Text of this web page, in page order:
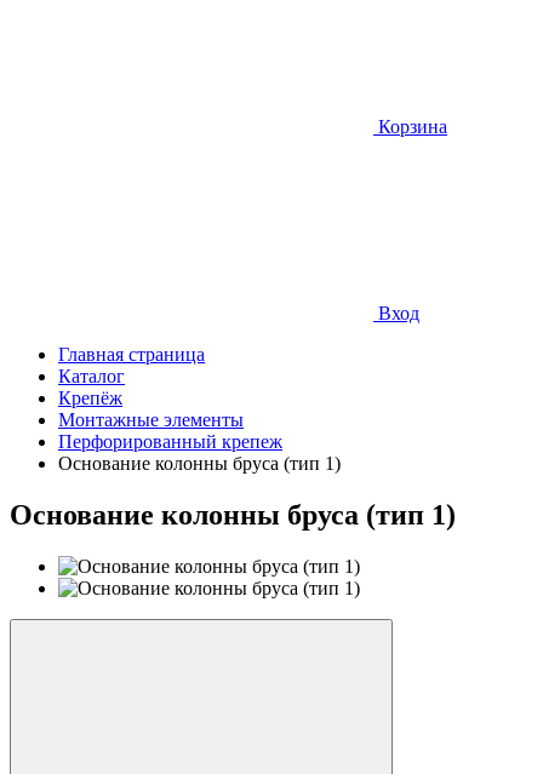
Корзина
Вход
Главная страница
Каталог
Крепёж
Монтажные элементы
Перфорированный крепеж
Основание колонны бруса (тип 1)
Основание колонны бруса (тип 1)